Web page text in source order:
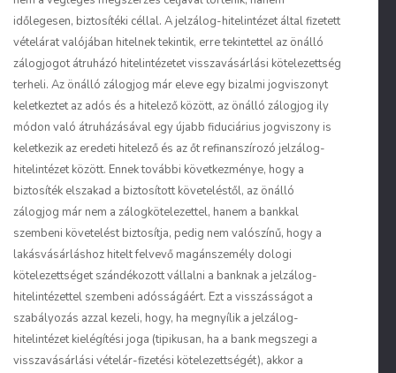
időlegesen, biztosítéki céllal. A jelzálog-hitelintézet által fizetett
vételárat valójában hitelnek tekintik, erre tekintettel az önálló
zálogjogot átruházó hitelintézetet visszavásárlási kötelezettség
terheli. Az önálló zálogjog már eleve egy bizalmi jogviszonyt
keletkeztet az adós és a hitelező között, az önálló zálogjog ily
módon való átruházásával egy újabb fiduciárius jogviszony is
keletkezik az eredeti hitelező és az őt refinanszírozó jelzálog-
hitelintézet között. Ennek további következménye, hogy a
biztosíték elszakad a biztosított követeléstől, az önálló
zálogjog már nem a zálogkötelezettel, hanem a bankkal
szembeni követelést biztosítja, pedig nem valószínű, hogy a
lakásvásárláshoz hitelt felvevő magánszemély dologi
kötelezettséget szándékozott vállalni a banknak a jelzálog-
hitelintézettel szembeni adósságáért. Ezt a visszásságot a
szabályozás azzal kezeli, hogy, ha megnyílik a jelzálog-
hitelintézet kielégítési joga (tipikusan, ha a bank megszegi a
visszavásárlási vételár-fizetési kötelezettségét), akkor a